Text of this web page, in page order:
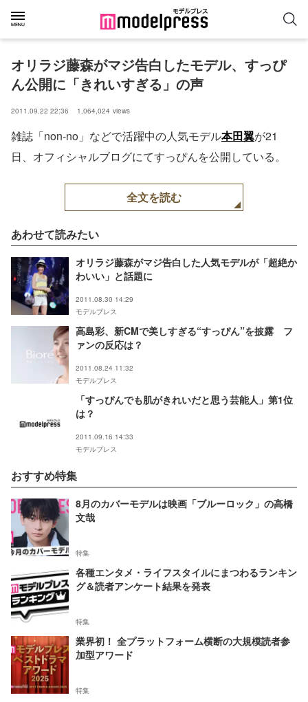
オリラジ藤森がマジ告白したモデル、すっぴ
ん公開に「きれいすぎる」の声
2011.09.22 22:36 1,064,024 views
雑誌「non-no」などで活躍中の人気モデル本田翼が21
日、オフィシャルブログにてすっぴんを公開している。
全文を読む
あわせて読みたい
オリラジ藤森がマジ告白した人気モデルが「超絶か
わいい」と話題に
2011.08.30 14:29
モデルプレス
高島彩、新CMで美しすぎる“すっぴん”を披露 フ
ァンの反応は？
2011.08.24 11:32
モデルプレス
「すっぴんでも肌がきれいだと思う芸能人」第1位
は？
2011.09.16 14:33
モデルプレス
おすすめ特集
8月のカバーモデルは映画「ブルーロック」の高橋
文哉
特集
各種エンタメ・ライフスタイルにまつわるランキン
グ＆読者アンケート結果を発表
特集
業界初！ 全プラットフォーム横断の大規模読者参
加型アワード
特集